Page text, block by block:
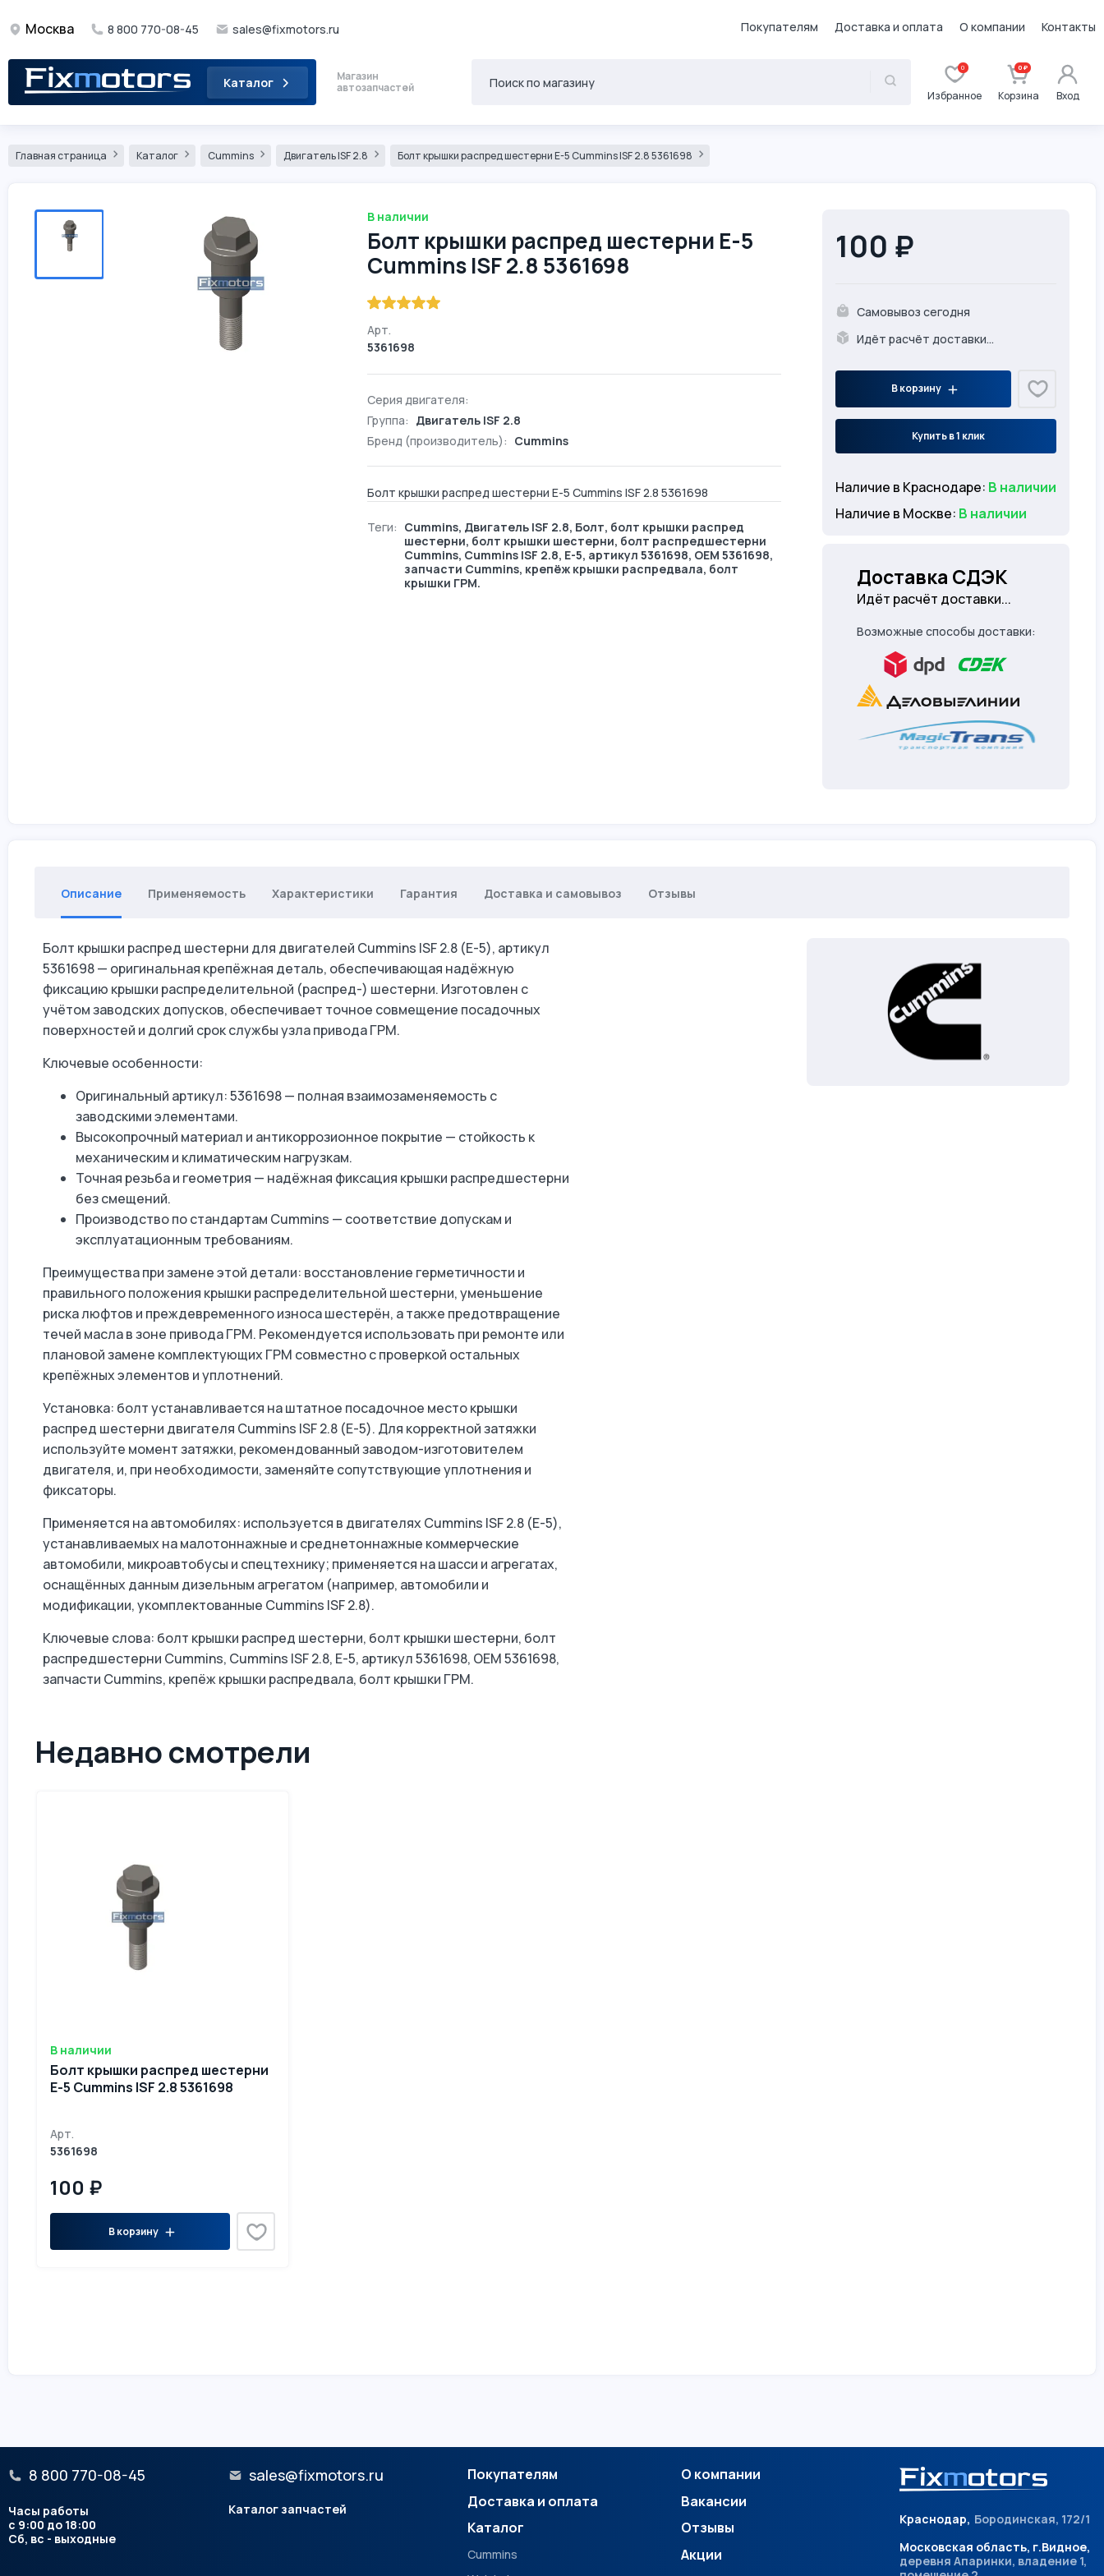
Москва 8 800 770-08-45 sales@fixmotors.ru Покупателям Доставка и оплата О компании Контакты
Каталог
Магазин
автозапчастей
0
Избранное
0 ₽
Корзина Вход
Главная страница Каталог Cummins Двигатель ISF 2.8 Болт крышки распред шестерни Е-5 Cummins ISF 2.8 5361698
В наличии
Болт крышки распред шестерни Е-5
Cummins ISF 2.8 5361698
Арт.
5361698
Серия двигателя:
Группа: Двигатель ISF 2.8
Бренд (производитель): Cummins
Болт крышки распред шестерни Е-5 Cummins ISF 2.8 5361698
Теги: Cummins, Двигатель ISF 2.8, Болт, болт крышки распред
шестерни, болт крышки шестерни, болт распредшестерни
Cummins, Cummins ISF 2.8, Е-5, артикул 5361698, OEM 5361698,
запчасти Cummins, крепёж крышки распредвала, болт
крышки ГРМ.
100 ₽
Самовывоз сегодня
Идёт расчёт доставки...
В корзину
Купить в 1 клик
Наличие в Краснодаре: В наличии
Наличие в Москве: В наличии
Доставка СДЭК
Идёт расчёт доставки...
Возможные способы доставки:
Описание Применяемость Характеристики Гарантия Доставка и самовывоз Отзывы
Болт крышки распред шестерни для двигателей Cummins ISF 2.8 (Е-5), артикул
5361698 — оригинальная крепёжная деталь, обеспечивающая надёжную
фиксацию крышки распределительной (распред-) шестерни. Изготовлен с
учётом заводских допусков, обеспечивает точное совмещение посадочных
поверхностей и долгий срок службы узла привода ГРМ.
Ключевые особенности:
Оригинальный артикул: 5361698 — полная взаимозаменяемость с
заводскими элементами.
Высокопрочный материал и антикоррозионное покрытие — стойкость к
механическим и климатическим нагрузкам.
Точная резьба и геометрия — надёжная фиксация крышки распредшестерни
без смещений.
Производство по стандартам Cummins — соответствие допускам и
эксплуатационным требованиям.
Преимущества при замене этой детали: восстановление герметичности и
правильного положения крышки распределительной шестерни, уменьшение
риска люфтов и преждевременного износа шестерён, а также предотвращение
течей масла в зоне привода ГРМ. Рекомендуется использовать при ремонте или
плановой замене комплектующих ГРМ совместно с проверкой остальных
крепёжных элементов и уплотнений.
Установка: болт устанавливается на штатное посадочное место крышки
распред шестерни двигателя Cummins ISF 2.8 (Е-5). Для корректной затяжки
используйте момент затяжки, рекомендованный заводом-изготовителем
двигателя, и, при необходимости, заменяйте сопутствующие уплотнения и
фиксаторы.
Применяется на автомобилях: используется в двигателях Cummins ISF 2.8 (Е-5),
устанавливаемых на малотоннажные и среднетоннажные коммерческие
автомобили, микроавтобусы и спецтехнику; применяется на шасси и агрегатах,
оснащённых данным дизельным агрегатом (например, автомобили и
модификации, укомплектованные Cummins ISF 2.8).
Ключевые слова: болт крышки распред шестерни, болт крышки шестерни, болт
распредшестерни Cummins, Cummins ISF 2.8, Е-5, артикул 5361698, OEM 5361698,
запчасти Cummins, крепёж крышки распредвала, болт крышки ГРМ.
Недавно смотрели
В наличии
Болт крышки распред шестерни
Е-5 Cummins ISF 2.8 5361698
Арт.
5361698
100 ₽
В корзину
8 800 770-08-45
Часы работы
с 9:00 до 18:00
Сб, вс - выходные
sales@fixmotors.ru
Каталог запчастей
Покупателям
Доставка и оплата
Каталог
Cummins
О компании
Вакансии
Отзывы
Акции
Краснодар, Бородинская, 172/1
Московская область, г.Видное,
деревня Апаринки, владение 1,